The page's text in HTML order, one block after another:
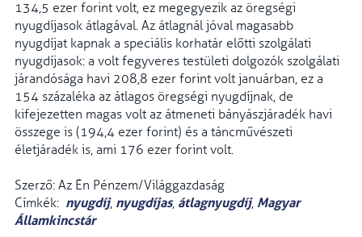
134,5 ezer forint volt, ez megegyezik az öregségi
nyugdíjasok átlagával. Az átlagnál jóval magasabb
nyugdíjat kapnak a speciális korhatár előtti szolgálati
nyugdíjasok: a volt fegyveres testületi dolgozók szolgálati
járandósága havi 208,8 ezer forint volt januárban, ez a
154 százaléka az átlagos öregségi nyugdíjnak, de
kifejezetten magas volt az átmeneti bányászjáradék havi
összege is (194,4 ezer forint) és a táncművészeti
életjáradék is, ami 176 ezer forint volt.
Szerző: Az Én Pénzem/Világgazdaság
Címkék: nyugdíj, nyugdíjas, átlagnyugdíj, Magyar
Államkincstár